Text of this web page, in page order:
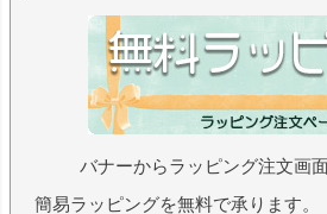
バナーからラッピング注文画
簡易ラッピングを無料で承ります。